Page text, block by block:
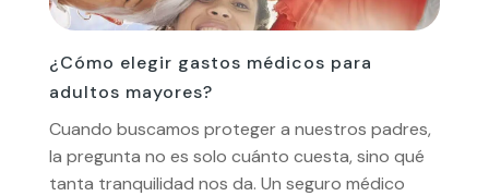
¿Cómo elegir gastos médicos para
adultos mayores?
Cuando buscamos proteger a nuestros padres,
la pregunta no es solo cuánto cuesta, sino qué
tanta tranquilidad nos da. Un seguro médico